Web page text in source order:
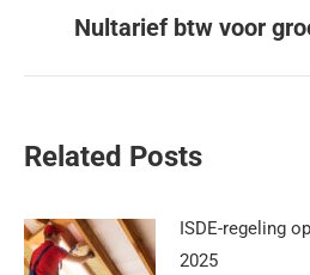
Nultarief btw voor
Related Posts
ISDE-regeling
2025